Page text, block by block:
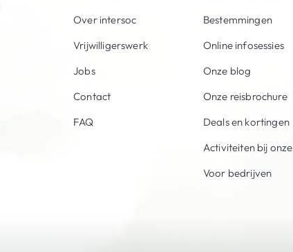
Over intersoc
Vrijwilligerswerk
Jobs
Contact
FAQ
Bestemmingen
Online infosessies
Onze blog
Onze reisbrochure
Deals en kortingen
Activiteiten bij
Voor bedrijven